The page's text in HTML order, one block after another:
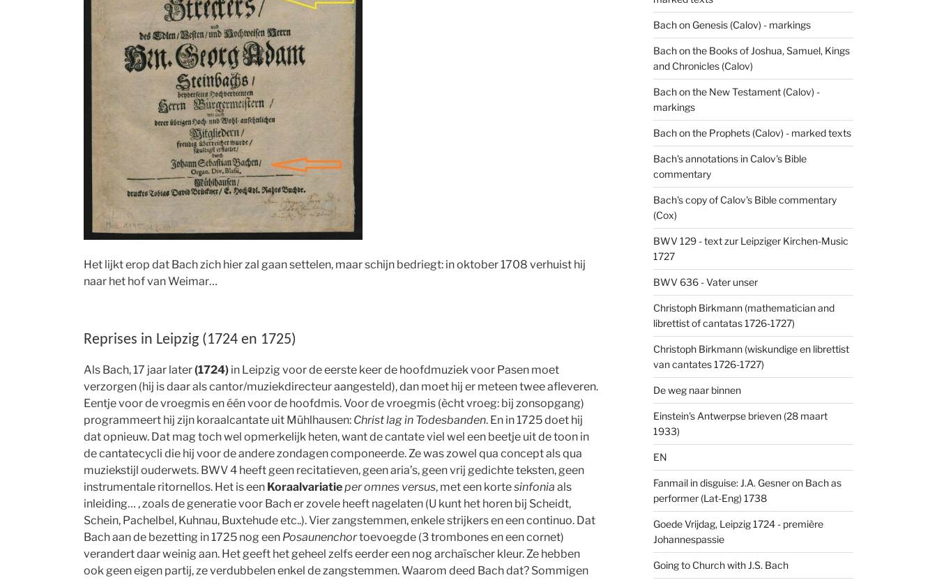
Het lijkt erop dat Bach zich hier zal gaan settelen, maar schijn bedriegt: in oktober 1708 verhuist hij
naar het hof van Weimar…
Reprises in Leipzig (1724 en 1725)
Als Bach, 17 jaar later(1724) in Leipzig voor de eerste keer de hoofdmuziek voor Pasen moet
verzorgen (hij is daar als cantor/muziekdirecteur aangesteld), dan moet hij er meteen twee afleveren.
Eentje voor de vroegmis en één voor de hoofdmis. Voor de vroegmis (ècht vroeg: bij zonsopgang)
programmeert hij zijn koraalcantate uit Mühlhausen: Christ lag in Todesbanden. En in 1725 doet hij
dat opnieuw. Dat mag toch wel opmerkelijk heten, want de cantate viel wel een beetje uit de toon in
de cantatecycli die hij voor de andere zondagen componeerde. Ze was zowel qua concept als qua
muziekstijl ouderwets. BWV 4 heeft geen recitatieven, geen aria’s, geen vrij gedichte teksten, geen
instrumentale ritornellos. Het is een Koraalvariatieper omnes versus, met een kortesinfonia als
inleiding… , zoals de generatie voor Bach er zovele heeft nagelaten (U kunt het horen bij Scheidt,
Schein, Pachelbel, Kuhnau, Buxtehude etc..). Vier zangstemmen, enkele strijkers en een continuo. Dat
Bach aan de bezetting in 1725 nog een Posaunenchortoevoegde (3 trombones en een cornet)
verandert daar weinig aan. Het geeft het geheel zelfs eerder een nog archaïscher kleur. Ze hebben
ook geen eigen partij, ze verdubbelen enkel de zangstemmen. Waarom deed Bach dat? Sommigen
Bach on Genesis (Calov) - markings
Bach on the Books of Joshua, Samuel, Kings
and Chronicles (Calov)
Bach on the New Testament (Calov) -
markings
Bach on the Prophets (Calov) - marked texts
Bach's annotations in Calov's Bible
commentary
Bach's copy of Calov's Bible commentary
(Cox)
BWV 129 - text zur Leipziger Kirchen-Music
1727
BWV 636 - Vater unser
Christoph Birkmann (mathematician and
librettist of cantatas 1726-1727)
Christoph Birkmann (wiskundige en librettist
van cantates 1726-1727)
De weg naar binnen
Einstein's Antwerpse brieven (28 maart
1933)
EN
Fanmail in disguise: J.A. Gesner on Bach as
performer (Lat-Eng) 1738
Goede Vrijdag, Leipzig 1724 - première
Johannespassie
Going to Church with J.S. Bach